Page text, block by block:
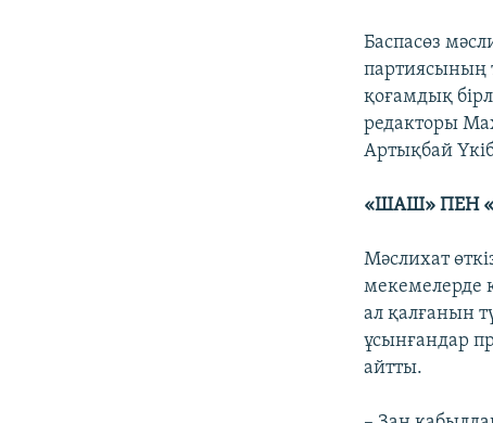
Баспасөз
партиясының
қоғамдық
редакторы
Артықбай
«ШАШ» ПЕН
Мәслихат
мекемелерде
ал қалғанын
ұсынғандар
айтты.